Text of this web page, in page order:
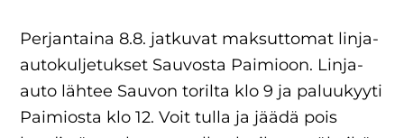
Perjantaina 8.8. jatkuvat maksuttomat linja-
autokuljetukset Sauvosta Paimioon. Linja-
auto lähtee Sauvon torilta klo 9 ja paluukyyti
Paimiosta klo 12. Voit tulla ja jäädä pois